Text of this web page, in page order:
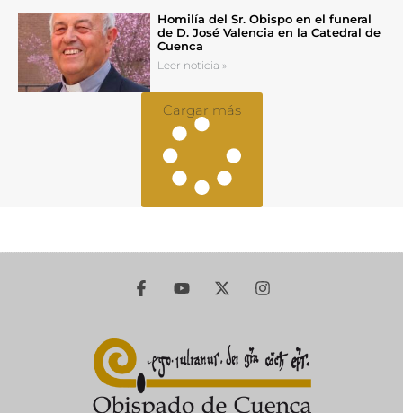
Homilía del Sr. Obispo en el funeral
de D. José Valencia en la Catedral de
Cuenca
Leer noticia »
Cargar más